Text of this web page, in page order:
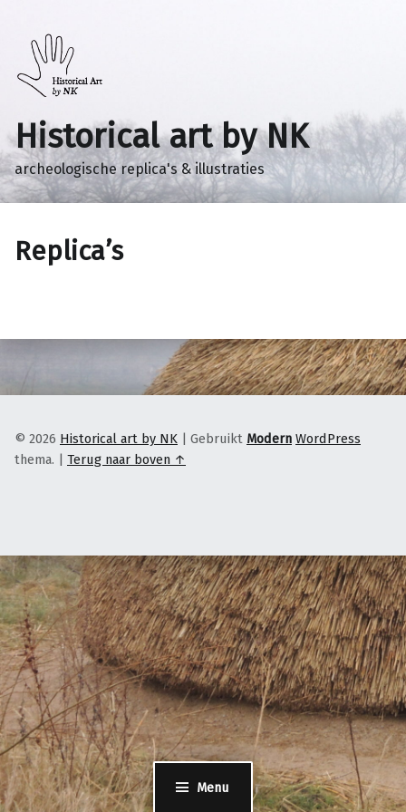
Menu
Historical art by NK
archeologische replica's & illustraties
Replica’s
© 2026 Historical art by NK | Gebruikt Modern WordPress
thema. | Terug naar boven ↑